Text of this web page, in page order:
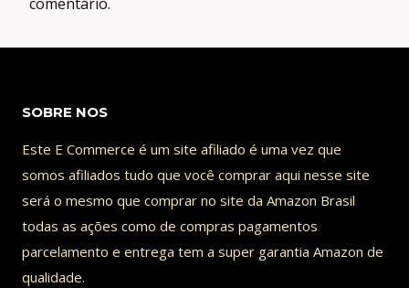
SOBRE NOS
Este E Commerce é um site afiliado é uma vez que
somos afiliados tudo que você comprar aqui nesse site
será o mesmo que comprar no site da Amazon Brasil
todas as ações como de compras pagamentos
parcelamento e entrega tem a super garantia Amazon de
qualidade.